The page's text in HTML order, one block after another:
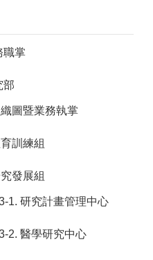
職掌
部
圖暨業務執掌
訓練組
發展組
1. 研究計畫管理中心
2. 醫學研究中心